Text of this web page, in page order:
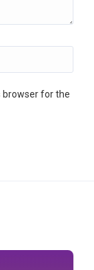
browser for the